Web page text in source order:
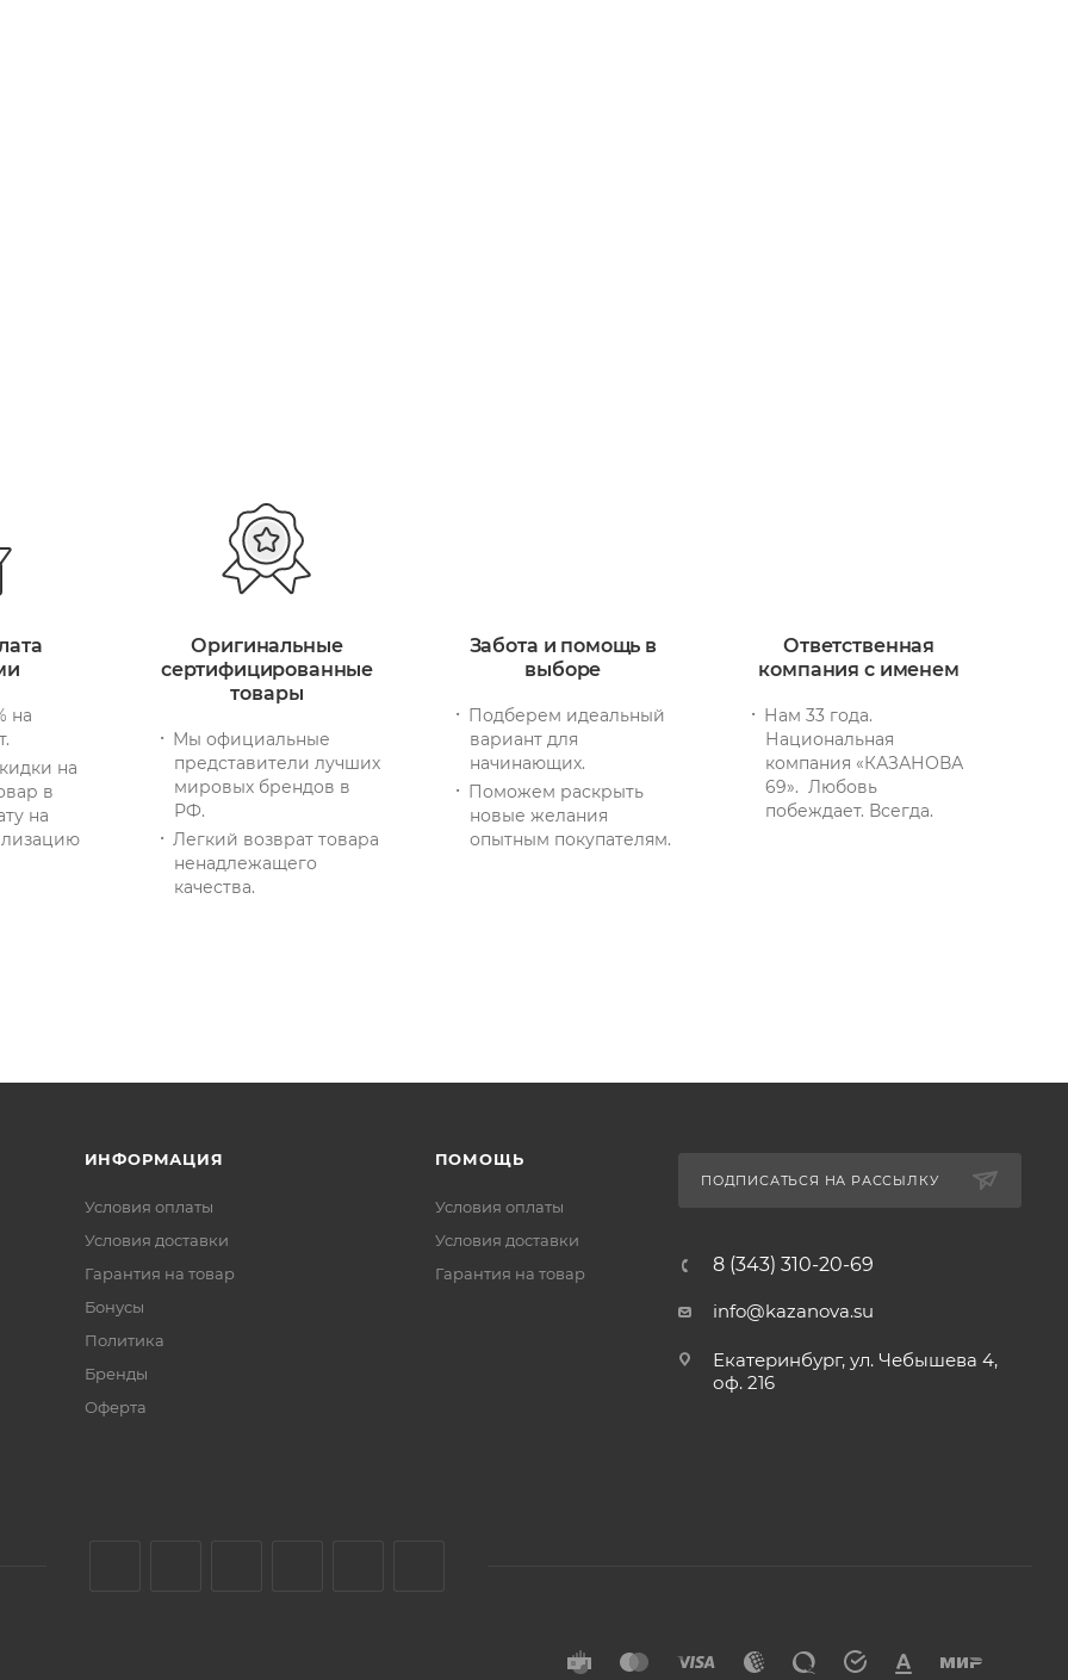
на
на
в
на
Оригинальные
сертифицированные
товары
Мы официальные
представители лучших
мировых брендов в
РФ.
Легкий возврат товара
ненадлежащего
качества.
Забота и помощь в
выборе
Подберем идеальный
вариант для
начинающих.
Поможем раскрыть
новые желания
опытным покупателям.
Ответственная
компания с именем
Нам 33 года.
Национальная
компания «КАЗАНОВА
69». Любовь
побеждает. Всегда.
ИНФОРМАЦИЯ
Условия оплаты
Условия доставки
Гарантия на товар
Бонусы
Политика
Бренды
Оферта
ПОМОЩЬ
Условия оплаты
Условия доставки
Гарантия на товар
ПОДПИСАТЬСЯ НА РАССЫЛКУ
8 (343) 310-20-69
info@kazanova.su
Екатеринбург, ул. Чебышева 4,
оф. 216